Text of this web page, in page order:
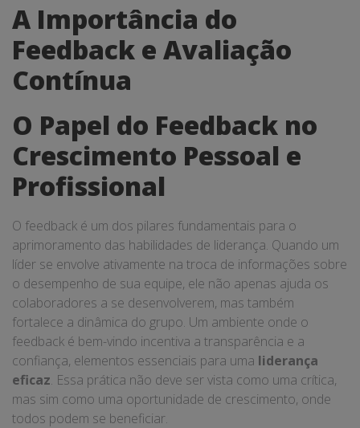
A Importância do
Feedback e Avaliação
Contínua
O Papel do Feedback no
Crescimento Pessoal e
Profissional
O feedback é um dos pilares fundamentais para o
aprimoramento das habilidades de liderança. Quando um
líder se envolve ativamente na troca de informações sobre
o desempenho de sua equipe, ele não apenas ajuda os
colaboradores a se desenvolverem, mas também
fortalece a dinâmica do grupo. Um ambiente onde o
feedback é bem-vindo incentiva a transparência e a
confiança, elementos essenciais para uma liderança
eficaz. Essa prática não deve ser vista como uma crítica,
mas sim como uma oportunidade de crescimento, onde
todos podem se beneficiar.